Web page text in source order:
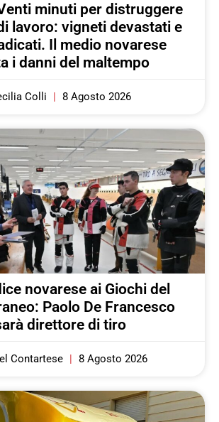
minuti per distruggere
lavoro: vigneti devastati e
Il medio novarese
i danni del maltempo
Colli 8 Agosto 2026
novarese ai Giochi del
Paolo De Francesco
direttore di tiro
Contartese 8 Agosto 2026